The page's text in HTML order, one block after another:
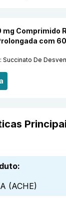
mg Comprimido
com
Succinato De
:
(ACHE)